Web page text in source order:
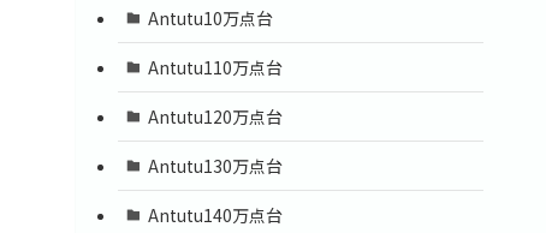
Antutu10万点台
Antutu110万点台
Antutu120万点台
Antutu130万点台
Antutu140万点台